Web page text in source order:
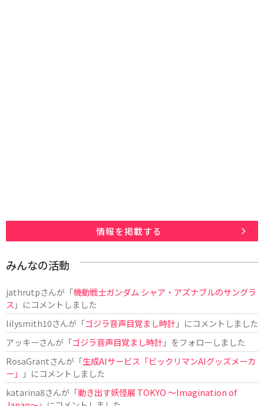
情報を掲載する
みんなの活動
jathrutpさんが「機動戦士ガンダム シャア・アズナブルのサングラ
ス 」にコメントしました
lilysmith10さんが「ゴジラ音声目覚まし時計」にコメントしました
アッキーさんが「ゴジラ音声目覚まし時計」をフォローしました
RosaGrantさんが「生成AIサービス「ビックリマンAIグッズメーカ
ー」
」にコメントしました
katarina8さんが「動き出す妖怪展 TOKYO 〜Imagination of